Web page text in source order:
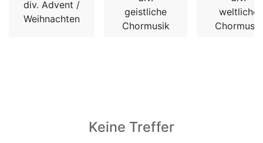
div. Advent /
Weihnachten
geistliche
Chormusik
weltliche
Chormusik
Keine Treffer